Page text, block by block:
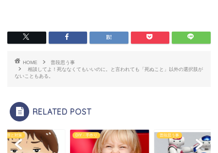
HOME
普段思う事
相談してよ！死ななくてもいいのに。と言われても「死ぬこと」以外の選択肢が
ないこともある。
RELATED POST
管理と対策 DIY・手作り 普段思う事